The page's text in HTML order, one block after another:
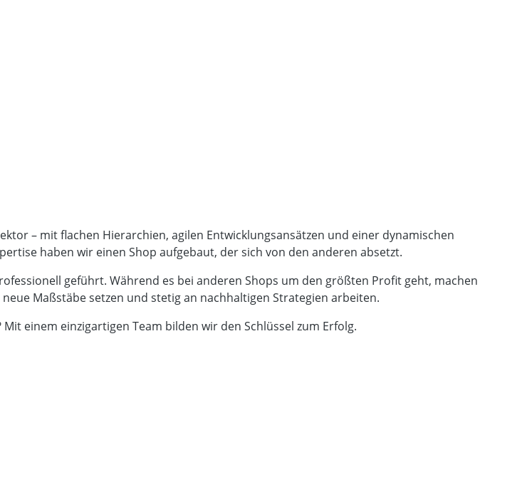
– mit flachen Hierarchien, agilen Entwicklungsansätzen und einer dynamischen
haben wir einen Shop aufgebaut, der sich von den anderen absetzt.
geführt. Während es bei anderen Shops um den größten Profit geht, machen
Maßstäbe setzen und stetig an nachhaltigen Strategien arbeiten.
einem einzigartigen Team bilden wir den Schlüssel zum Erfolg.